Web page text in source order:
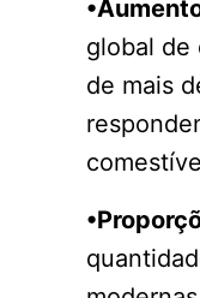
global de
de mais